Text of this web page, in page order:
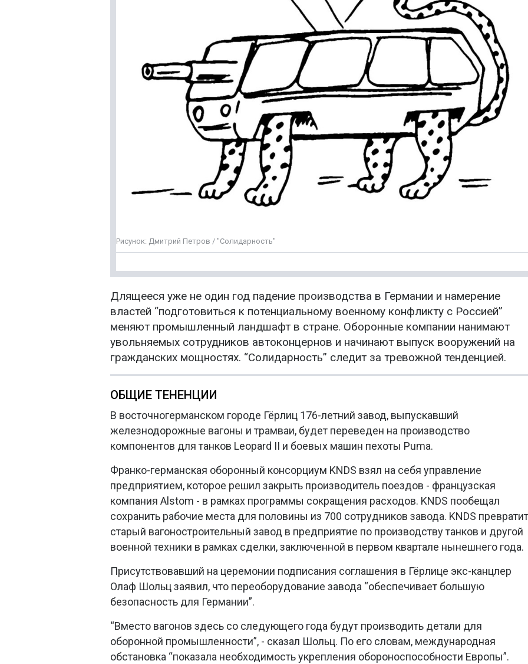
Рисунок: Дмитрий Петров / "Солидарность"
Длящееся уже не один год падение производства в Германии и намерение
властей “подготовиться к потенциальному военному конфликту с Россией”
меняют промышленный ландшафт в стране. Оборонные компании нанимают
увольняемых сотрудников автоконцернов и начинают выпуск вооружений на
гражданских мощностях. “Солидарность” следит за тревожной тенденцией.
ОБЩИЕ ТЕНЕНЦИИ
В восточногерманском городе Гёрлиц 176-летний завод, выпускавший
железнодорожные вагоны и трамваи, будет переведен на производство
компонентов для танков Leopard II и боевых машин пехоты Puma.
Франко-германская оборонный консорциум KNDS взял на себя управление
предприятием, которое решил закрыть производитель поездов - французская
компания Alstom - в рамках программы сокращения расходов. KNDS пообещал
сохранить рабочие места для половины из 700 сотрудников завода. KNDS превратит
старый вагоностроительный завод в предприятие по производству танков и другой
военной техники в рамках сделки, заключенной в первом квартале нынешнего года.
Присутствовавший на церемонии подписания соглашения в Гёрлице экс-канцлер
Олаф Шольц заявил, что переоборудование завода “обеспечивает большую
безопасность для Германии”.
“Вместо вагонов здесь со следующего года будут производить детали для
оборонной промышленности”, - сказал Шольц. По его словам, международная
обстановка “показала необходимость укрепления обороноспособности Европы”.